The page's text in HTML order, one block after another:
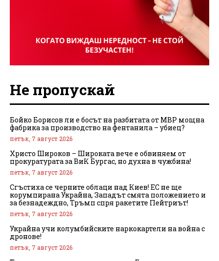
Не пропускай
Бойко Борисов ли е босът на разбитата от МВР мощна
фабрика за производство на фентанила – убиец?
петък, 7 август 2026
Христо Широков – Широката вече е обвиняем от
прокуратурата за ВиК Бургас, но духна в чужбина!
петък, 7 август 2026
Сгъстиха се черните облаци над Киев! ЕС не ще
корумпирана Украйна, Западът смята положението и
за безнадеждно, Тръмп спря ракетите Пейтриът!
петък, 7 август 2026
Украйна учи колумбийските наркокартели на война с
дронове!
петък, 7 август 2026